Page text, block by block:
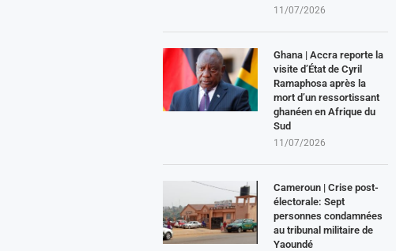
11/07/2026
Ghana | Accra reporte la
visite d’État de Cyril
Ramaphosa après la
mort d’un ressortissant
ghanéen en Afrique du
Sud
11/07/2026
Cameroun | Crise post-
électorale: Sept
personnes condamnées
au tribunal militaire de
Yaoundé